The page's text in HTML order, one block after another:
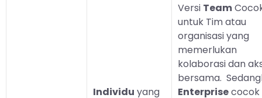
Individu yang
Versi Team
untuk Tim atau
organisasi yang
memerlukan
kolaborasi dan
bersama.
Enterprisecocok